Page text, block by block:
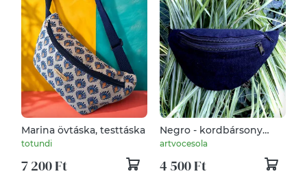
Marina övtáska, testtáska
totundi
7 200 Ft
Negro - kordbársony
Övtáska
artvocesola
4 500 Ft